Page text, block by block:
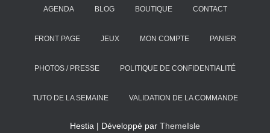
AGENDA BLOG BOUTIQUE CONTACT
FRONT PAGE JEUX MON COMPTE PANIER
PHOTOS / PRESSE POLITIQUE DE CONFIDENTIALITÉ
TUTO DE LA SEMAINE VALIDATION DE LA COMMANDE
Hestia | Développé par ThemeIsle